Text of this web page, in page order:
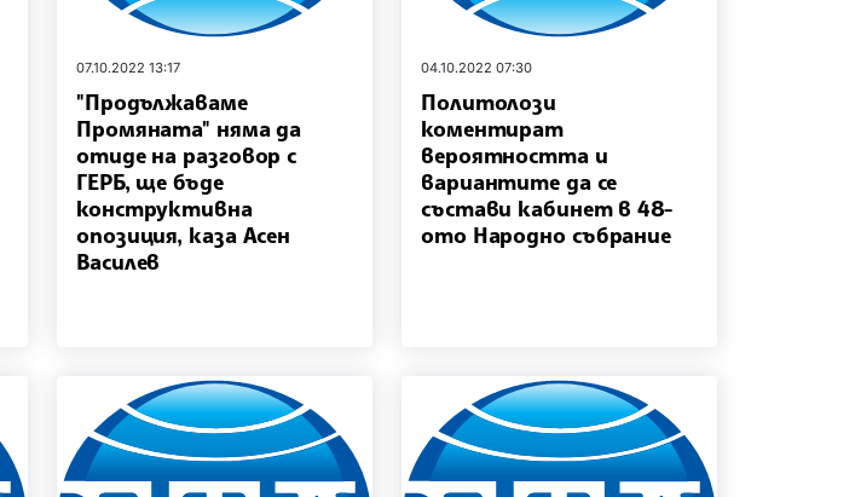
07.10.2022 13:17
"Продължаваме
Промяната" няма да
отиде на разговор с
ГЕРБ, ще бъде
конструктивна
опозиция, каза Асен
Василев
04.10.2022 07:30
Политолози
коментират
вероятността и
вариантите да се
състави кабинет в 48-
ото Народно събрание